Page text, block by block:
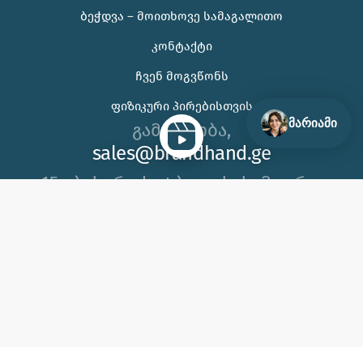
ᲑᲔᲭᲓᲕᲐ – ᲛᲝᲘᲗᲮᲝᲕᲔ ᲡᲐᲛᲐᲒᲐᲚᲘᲗᲝ
ᲙᲝᲜᲢᲐᲥᲢᲘ
ᲩᲕᲔᲜ ᲛᲝᲒᲕᲬᲝᲜᲡ
ᲤᲘᲖᲘᲙᲣᲠᲘ ᲞᲘᲠᲔᲑᲘᲡᲗᲕᲘᲡ
გამარჯობა,
sales@brandhand.ge
15 აბუსერიძე ტბელის, სამგორი,
მარიამი
საჩუქრის ან ბრენდირებული პროდუქტის შერჩევაში
დახმარება გჭირდებათ, იცოდეთ აქ ვარ 😊